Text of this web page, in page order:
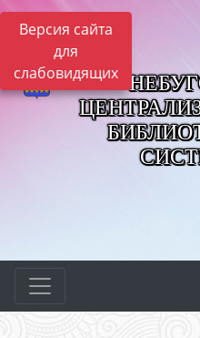
Версия сайта
для
слабовидящих